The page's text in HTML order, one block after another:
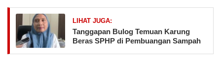
LIHAT JUGA:
Tanggapan Bulog Temuan Karung
Beras SPHP di Pembuangan Sampah